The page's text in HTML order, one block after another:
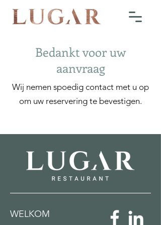
Bedankt voor uw
aanvraag
Wij nemen spoedig contact met u op
om uw reservering te bevestigen.
WELKOM